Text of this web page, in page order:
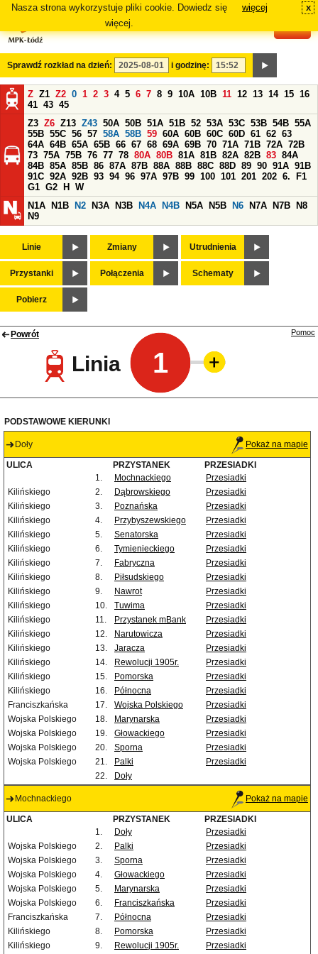
Nasza strona wykorzystuje pliki cookie. Dowiedz się
więcej.
więcej x
Sprawdź rozkład na dzień: i godzinę:
Z Z1 Z2 0 1 2 3 4 5 6 7 8 9 10A 10B 11 12 13 14 15 16
41 43 45
Z3 Z6 Z13 Z43 50A 50B 51A 51B 52 53A 53C 53B 54B 55A
55B 55C 56 57 58A 58B 59 60A 60B 60C 60D 61 62 63
64A 64B 65A 65B 66 67 68 69A 69B 70 71A 71B 72A 72B
73 75A 75B 76 77 78 80A 80B 81A 81B 82A 82B 83 84A
84B 85A 85B 86 87A 87B 88A 88B 88C 88D 89 90 91A 91B
91C 92A 92B 93 94 96 97A 97B 99 100 101 201 202 6.
F1
G1 G2 H
W
N1A
N1B N2 N3A N3B N4A N4B N5A N5B N6 N7A N7B
N8
N9
Linie Zmiany Utrudnienia
Przystanki Połączenia Schematy
Pobierz
Powrót
Linia 1
Pomoc
PODSTAWOWE KIERUNKI
Doły Pokaż na mapie
ULICA PRZYSTANEK
PRZESIADKI
1.
Mochnackiego
Przesiadki
Kilińskiego
2. Dąbrowskiego
Przesiadki
Kilińskiego
3. Poznańska
Przesiadki
Kilińskiego
4. Przybyszewskiego
Przesiadki
Kilińskiego
5. Senatorska
Przesiadki
Kilińskiego
6. Tymienieckiego
Przesiadki
Kilińskiego
7. Fabryczna
Przesiadki
Kilińskiego
8. Piłsudskiego
Przesiadki
Kilińskiego
9. Nawrot
Przesiadki
Kilińskiego
10. Tuwima
Przesiadki
Kilińskiego
11. Przystanek mBank
Przesiadki
Kilińskiego
12. Narutowicza
Przesiadki
Kilińskiego
13. Jaracza
Przesiadki
Kilińskiego
14. Rewolucji 1905r.
Przesiadki
Kilińskiego
15. Pomorska
Przesiadki
Kilińskiego
16. Północna
Przesiadki
Franciszkańska
17. Wojska Polskiego
Przesiadki
Wojska Polskiego
18. Marynarska
Przesiadki
Wojska Polskiego
19. Głowackiego
Przesiadki
Wojska Polskiego
20. Sporna
Przesiadki
Wojska Polskiego
21. Palki
Przesiadki
22.
Doły
Mochnackiego Pokaż na mapie
ULICA PRZYSTANEK
PRZESIADKI
1.
Doły
Przesiadki
Wojska Polskiego
2. Palki
Przesiadki
Wojska Polskiego
3. Sporna
Przesiadki
Wojska Polskiego
4. Głowackiego
Przesiadki
Wojska Polskiego
5. Marynarska
Przesiadki
Wojska Polskiego
6. Franciszkańska
Przesiadki
Franciszkańska
7. Północna
Przesiadki
Kilińskiego
8. Pomorska
Przesiadki
Kilińskiego
9. Rewolucji 1905r. Przesiadki